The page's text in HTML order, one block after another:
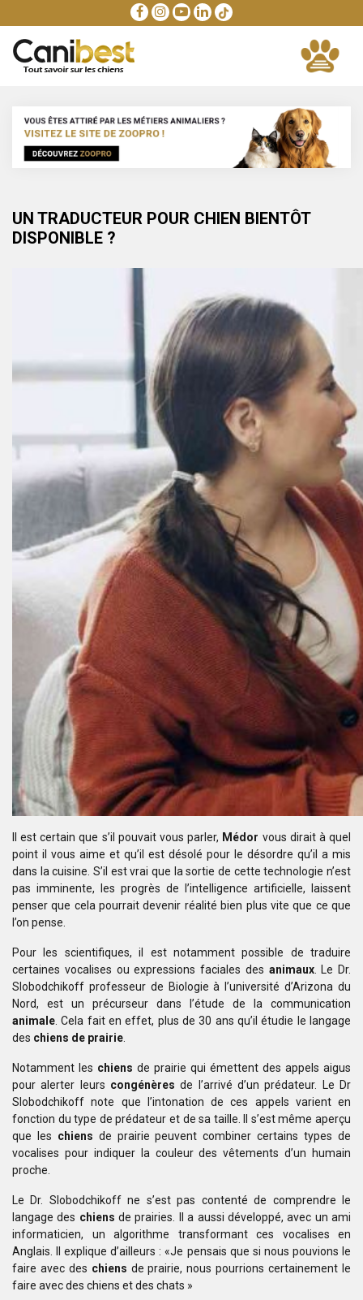
UN TRADUCTEUR POUR CHIEN BIENTÔT
DISPONIBLE ?
Il est certain que s’il pouvait vous parler, Médor vous dirait à quel
point il vous aime et qu’il est désolé pour le désordre qu’il a mis
dans la cuisine. S’il est vrai que la sortie de cette technologie n’est
pas imminente, les progrès de l’intelligence artificielle, laissent
penser que cela pourrait devenir réalité bien plus vite que ce que
l’on pense.
Pour les scientifiques, il est notamment possible de traduire
certaines vocalises ou expressions faciales des animaux. Le Dr.
Slobodchikoff professeur de Biologie à l’université d’Arizona du
Nord, est un précurseur dans l’étude de la communication
animale . Cela fait en effet, plus de 30 ans qu’il étudie le langage
des chiens de prairie
Notamment les chiens de prairie qui émettent des appels aigus
pour alerter leurs congénèresde l’arrivé d’un prédateur. Le Dr
Slobodchikoff note que l’intonation de ces appels varient en
fonction du type de prédateur et de sa taille. Il s’estmême aperçu
que les chiens de prairie peuvent combiner certains types de
vocalises pourindiquer la couleur des vêtements d’un humain
proche.
Le Dr. Slobodchikoff ne s’est pas contenté de comprendre le
langage des chiensde prairies. Il a aussi développé, avec un ami
informaticien, un algorithme transformant ces vocalises en
Anglais. Il explique d’ailleurs : «Je pensais que si nous pouvions le
faire avec des chiens de prairie, nous pourrions certainement le
faire avec des chiens et des chats »